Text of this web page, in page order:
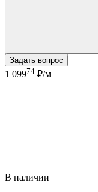
Задать вопрос
1 09974 ₽/м
В наличии